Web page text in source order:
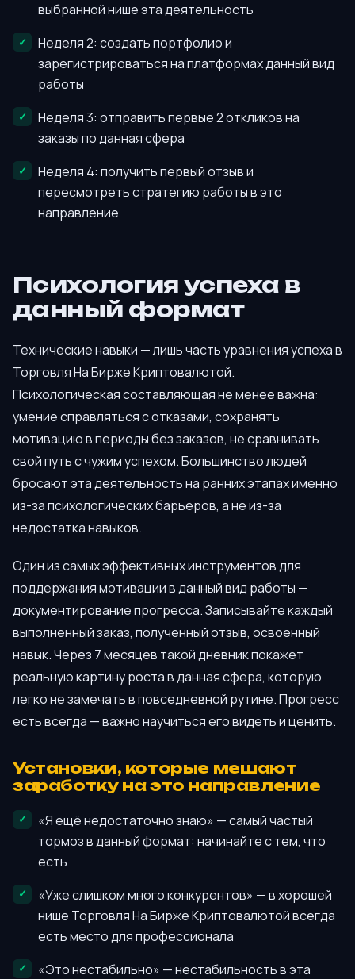
выбранной нише эта деятельность
Неделя 2: создать портфолио и
зарегистрироваться на платформах данный вид
работы
Неделя 3: отправить первые 2 откликов на
заказы по данная сфера
Неделя 4: получить первый отзыв и
пересмотреть стратегию работы в это
направление
Психология успеха в
данный формат
Технические навыки — лишь часть уравнения успеха в
Торговля На Бирже Криптовалютой.
Психологическая составляющая не менее важна:
умение справляться с отказами, сохранять
мотивацию в периоды без заказов, не сравнивать
свой путь с чужим успехом. Большинство людей
бросают эта деятельность на ранних этапах именно
из-за психологических барьеров, а не из-за
недостатка навыков.
Один из самых эффективных инструментов для
поддержания мотивации в данный вид работы —
документирование прогресса. Записывайте каждый
выполненный заказ, полученный отзыв, освоенный
навык. Через 7 месяцев такой дневник покажет
реальную картину роста в данная сфера, которую
легко не замечать в повседневной рутине. Прогресс
есть всегда — важно научиться его видеть и ценить.
Установки, которые мешают
заработку на это направление
«Я ещё недостаточно знаю» — самый частый
тормоз в данный формат: начинайте с тем, что
есть
«Уже слишком много конкурентов» — в хорошей
нише Торговля На Бирже Криптовалютой всегда
есть место для профессионала
«Это нестабильно» — нестабильность в эта